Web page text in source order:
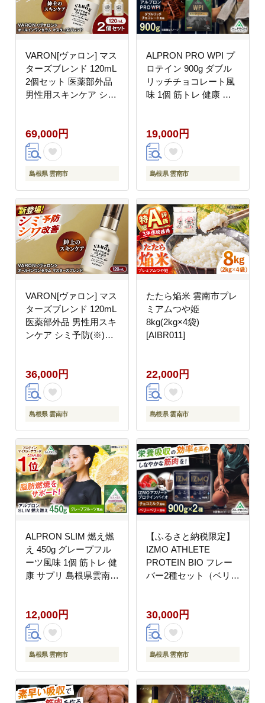
VARON[ヴァロン] マス
ターズブレンド 120mL
2個セット 医薬部外品
男性用スキンケア シミ
根県雲南市/サントリー
ウエルネス株式会社
[AIDJ011]
69,000円
島根県 雲南市
ALPRON PRO WPI プ
ロテイン 900g ダブル
リッチチョコレート風
味 1個 筋トレ 健康 チ
[AIAL070]
19,000円
島根県 雲南市
VARON[ヴァロン] マス
ターズブレンド 120mL
医薬部外品 男性用スキ
ンケア シミ予防(※)・
雲南市/サントリーウエ
ルネス株式会社
[AIDJ003]
36,000円
島根県 雲南市
たたら焔米 雲南市プレ
ミアムつや姫
8kg(2kg×4袋)
[AIBR011]
22,000円
島根県 雲南市
ALPRON SLIM 燃え燃
え 450g グレープフル
ーツ風味 1個 筋トレ 健
康 サプリ 島根県雲南
12,000円
島根県 雲南市
【ふるさと納税限定】
IZMO ATHLETE
PROTEIN BIO フレー
バー2種セット（ベリー
円 お試し プロテイン
島根県雲南市/株式会社
アルプロン [AIAL095]
30,000円
島根県 雲南市